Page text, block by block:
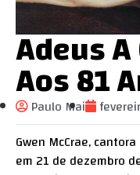
Adeus
Aos 81
Paulo Mai
Gwen McCrae,
em 21 de dezembro